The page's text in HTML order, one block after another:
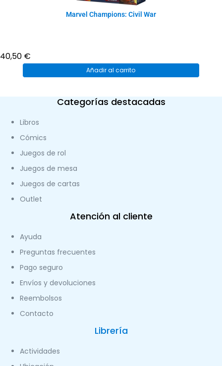
Marvel Champions: Civil War
40,50 €
Añadir al carrito
Categorías destacadas
Libros
Cómics
Juegos de rol
Juegos de mesa
Juegos de cartas
Outlet
Atención al cliente
Ayuda
Preguntas frecuentes
Pago seguro
Envíos y devoluciones
Reembolsos
Contacto
Librería
Actividades